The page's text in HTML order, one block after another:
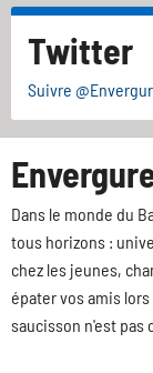
Twitter
Suivre
Dans le monde du
tous horizons :
chez les jeunes,
épater vos amis
saucisson n'est pas